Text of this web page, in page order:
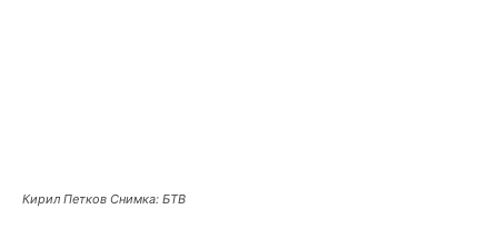
Кирил Петков Снимка: БТВ